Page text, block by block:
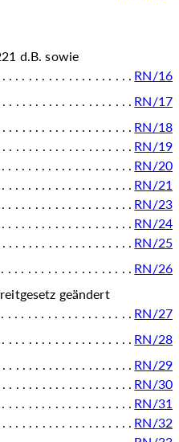
d.B. sowie
RN/16
RN/17
RN/18
RN/19
RN/20
RN/21
RN/23
RN/24
RN/25
RN/26
geändert
RN/27
RN/28
RN/29
RN/30
RN/31
RN/32